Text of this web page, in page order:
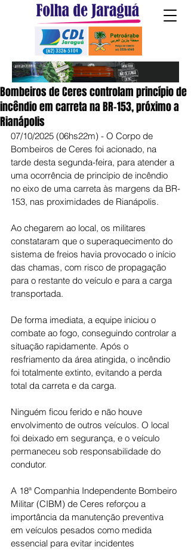
Bombeiros de Ceres controlam princípio de
incêndio em carreta na BR-153, próximo a
Rianápolis
07/10/2025 (06hs22m) - O Corpo de
Bombeiros de Ceres foi acionado, na
tarde desta segunda-feira, para atender a
uma ocorrência de princípio de incêndio
no eixo de uma carreta às margens da BR-
153, nas proximidades de Rianápolis.
Ao chegarem ao local, os militares
constataram que o superaquecimento do
sistema de freios havia provocado o início
das chamas, com risco de propagação
para o restante do veículo e para a carga
transportada.
De forma imediata, a equipe iniciou o
combate ao fogo, conseguindo controlar a
situação rapidamente. Após o
resfriamento da área atingida, o incêndio
foi totalmente extinto, evitando a perda
total da carreta e da carga.
Ninguém ficou ferido e não houve
envolvimento de outros veículos. O local
foi deixado em segurança, e o veículo
permaneceu sob responsabilidade do
condutor.
A 18ª Companhia Independente Bombeiro
Militar (CIBM) de Ceres reforçou a
importância da manutenção preventiva
em veículos pesados como medida
essencial para evitar incidentes